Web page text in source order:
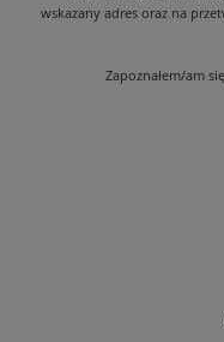
wskazany adres oraz na
Zapoznałem/am